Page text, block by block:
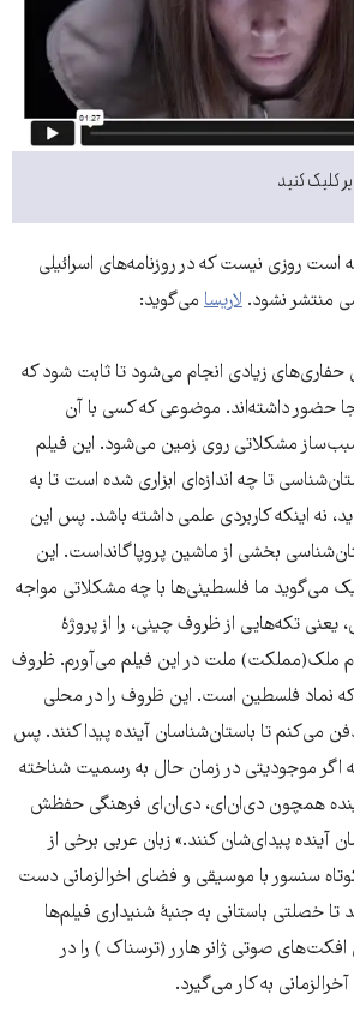
کلیک کنید
روزی نیست که در روزنامه‌های اسرائیلی
منتشر نشود. لاریسا می‌گوید:
زیادی انجام می‌شود تا ثابت شود که
حضور داشته‌اند. موضوعی که کسی با آن
سبب‌ساز مشکلاتی روی زمین می‌شود. این فیلم
تا چه اندازه‌ای ابزاری شده است تا به
نه اینکه کاربردی علمی داشته باشد. پس این
بخشی از ماشین پروپاگانداست. این
می‌گوید ما فلسطینی‌ها با چه مشکلاتی مواجه
تکه‌هایی از ظروف چینی، را از پروژۀ
نام ملک(مملکت) ملت در این فیلم می‌آورم. ظروف
نماد فلسطین است. این ظروف را در محلی
می‌کنم تا باستان‌شناسان آینده پیدا کنند. پس
اگر موجودیتی در زمان حال به رسمیت شناخته
همچون دی‌ان‌ای، دی‌ان‌ای فرهنگی حفظش
آینده پیدای‌شان کنند.» زبان عربی برخی از
سنسور با موسیقی و فضای اخرالزمانی دست
خصلتی باستانی به جنبۀ شنیداری فیلم‌ها
صوتی ژانر هارر (ترسناک ) را در
به کار می‌گیرد.